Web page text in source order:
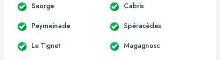
Saorge Cabris
Peymeinade Spéracèdes
Le Tignet Magagnosc